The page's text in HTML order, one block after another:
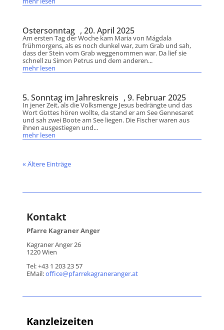
Ostersonntag , 20. April 2025
Am ersten Tag der Woche kam Maria von Mágdala
frühmorgens, als es noch dunkel war, zum Grab und sah,
dass der Stein vom Grab weggenommen war. Da lief sie
schnell zu Simon Petrus und dem anderen...
mehr lesen
5. Sonntag im Jahreskreis , 9. Februar 2025
In jener Zeit, als die Volksmenge Jesus bedrängte und das
Wort Gottes hören wollte, da stand er am See Gennesaret
und sah zwei Boote am See liegen. Die Fischer waren aus
ihnen ausgestiegen und...
mehr lesen
« Ältere Einträge
Kontakt
Pfarre Kagraner Anger
Kagraner Anger 26
1220 Wien
Tel: +43 1 203 23 57
EMail:office@pfarrekagraneranger.at
Kanzleizeiten